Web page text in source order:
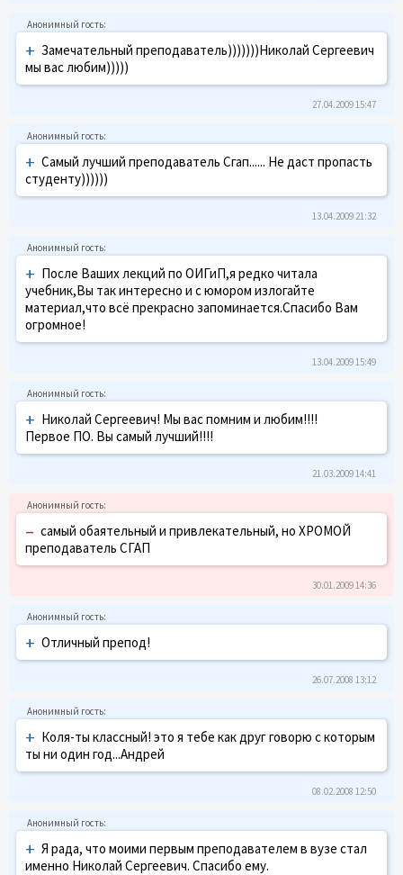
+ Замечательный преподаватель)))))))Николай Сергеевич
мы вас любим)))))
27.04.2009 15:47
+ Самый лучший преподаватель Сгап...... Не даст пропасть
студенту))))))
13.04.2009 21:32
+ После Ваших лекций по ОИГиП,я редко читала
учебник,Вы так интересно и с юмором излогайте
материал,что всё прекрасно запоминается.Спасибо Вам
огромное!
13.04.2009 15:49
+ Николай Сергеевич! Мы вас помним и любим!!!!
Первое ПО. Вы самый лучший!!!!
21.03.2009 14:41
– самый обаятельный и привлекательный, но ХРОМОЙ
преподаватель СГАП
30.01.2009 14:36
+ Отличный препод!
26.07.2008 13:12
+ Коля-ты классный! это я тебе как друг говорю с которым
ты ни один год...Андрей
08.02.2008 12:50
+ Я рада, что моими первым преподавателем в вузе стал
именно Николай Сергеевич. Спасибо ему.